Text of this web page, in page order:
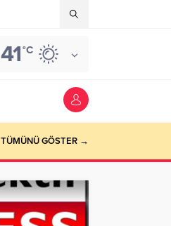
41°C
TÜMÜNÜ GÖSTER →